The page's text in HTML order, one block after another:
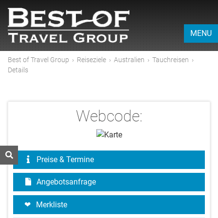
MENU
Best of Travel Group › Reiseziele › Australien › Tauchreisen ›
Details
Webcode:
Preise & Termine
Angebotsanfrage
Merkliste